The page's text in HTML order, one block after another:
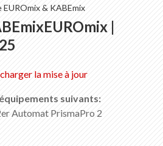
& KABEmix
|
la mise à jour
suivants:
Automat PrismaPro 2